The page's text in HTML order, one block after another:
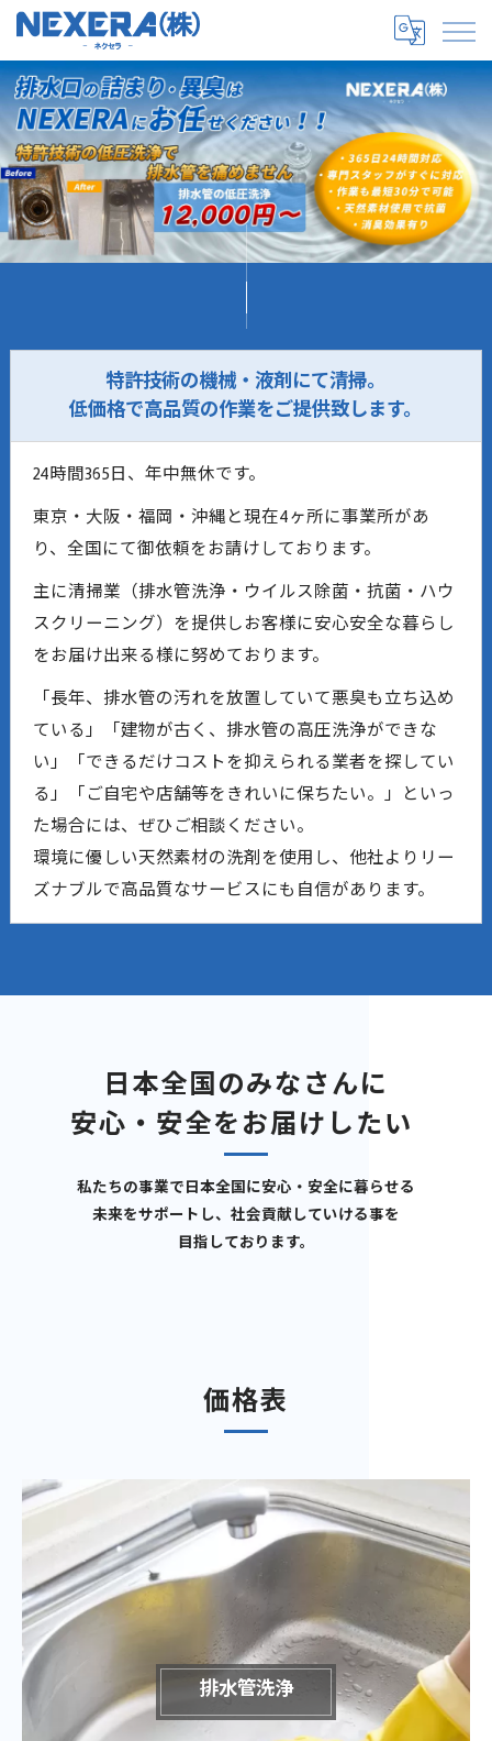
特許技術の機械・液剤にて清掃。
低価格で高品質の作業をご提供致します。
24時間365日、年中無休です。
東京・大阪・福岡・沖縄と現在4ヶ所に事業所があ
り、全国にて御依頼をお請けしております。
主に清掃業（排水管洗浄・ウイルス除菌・抗菌・ハウ
スクリーニング）を提供しお客様に安心安全な暮らし
をお届け出来る様に努めております。
「長年、排水管の汚れを放置していて悪臭も立ち込め
ている」「建物が古く、排水管の高圧洗浄ができな
い」「できるだけコストを抑えられる業者を探してい
る」「ご自宅や店舗等をきれいに保ちたい。」といっ
た場合には、ぜひご相談ください。
環境に優しい天然素材の洗剤を使用し、他社よりリー
ズナブルで高品質なサービスにも自信があります。
日本全国のみなさんに
安心・安全をお届けしたい
私たちの事業で日本全国に安心・安全に暮らせる
未来をサポートし、社会貢献していける事を
目指しております。
価格表
排水管洗浄